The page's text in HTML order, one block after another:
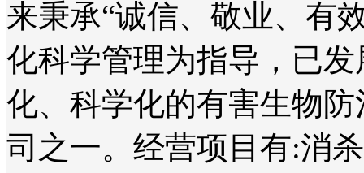
来秉承“诚信、敬业、有
化科学管理为指导，已
化、科学化的有害生物
司之一。经营项目有:消